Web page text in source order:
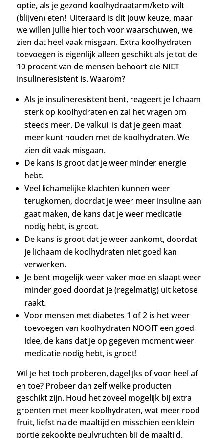
optie, als je gezond koolhydraatarm/keto wilt
(blijven) eten! Uiteraard is dit jouw keuze, maar
we willen jullie hier toch voor waarschuwen, we
zien dat heel vaak misgaan. Extra koolhydraten
toevoegen is eigenlijk alleen geschikt als je tot de
10 procent van de mensen behoort die NIET
insulineresistent is. Waarom?
Als je insulineresistent bent, reageert je lichaam
sterk op koolhydraten en zal het vragen om
steeds meer. De valkuil is dat je geen maat
meer kunt houden met de koolhydraten. We
zien dit vaak misgaan.
De kans is groot dat je weer minder energie
hebt.
Veel lichamelijke klachten kunnen weer
terugkomen, doordat je weer meer insuline aan
gaat maken, de kans dat je weer medicatie
nodig hebt, is groot.
De kans is groot dat je weer aankomt, doordat
je lichaam de koolhydraten niet goed kan
verwerken.
Je bent mogelijk weer vaker moe en slaapt weer
minder goed doordat je (regelmatig) uit ketose
raakt.
Voor mensen met diabetes 1 of 2 is het weer
toevoegen van koolhydraten NOOIT een goed
idee, de kans dat je op gegeven moment weer
medicatie nodig hebt, is groot!
Wil je het toch proberen, dagelijks of voor heel af
en toe? Probeer dan zelf welke producten
geschikt zijn. Houd het zoveel mogelijk bij extra
groenten met meer koolhydraten, wat meer rood
fruit, liefst na de maaltijd en misschien een klein
portie gekookte peulvruchten bij de maaltijd.